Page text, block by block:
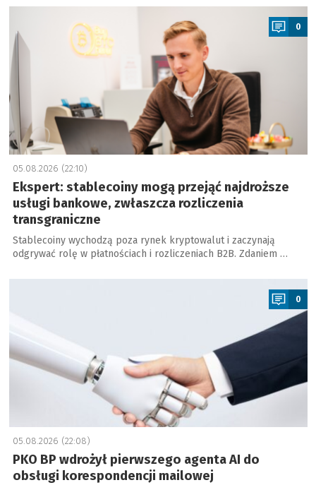
a
0
05.08.2026 (22:10)
Ekspert: stablecoiny mogą przejąć najdroższe
usługi bankowe, zwłaszcza rozliczenia
transgraniczne
Stablecoiny wychodzą poza rynek kryptowalut i zaczynają
odgrywać rolę w płatnościach i rozliczeniach B2B. Zdaniem …
a
0
05.08.2026 (22:08)
PKO BP wdrożył pierwszego agenta AI do
obsługi korespondencji mailowej